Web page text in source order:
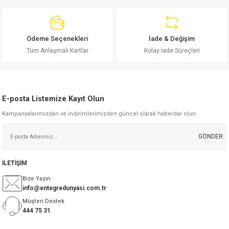
Ödeme Seçenekleri
Tüm Anlaşmalı Kartlar
İade & Değişim
Kolay İade Süreçleri
E-posta Listemize Kayıt Olun
Kampanyalarımızdan ve indirimlerimizden güncel olarak haberdar olun.
GÖNDER
İLETİŞİM
Bize Yazın
info@entegredunyasi.com.tr
Müşteri Destek
444 75 31